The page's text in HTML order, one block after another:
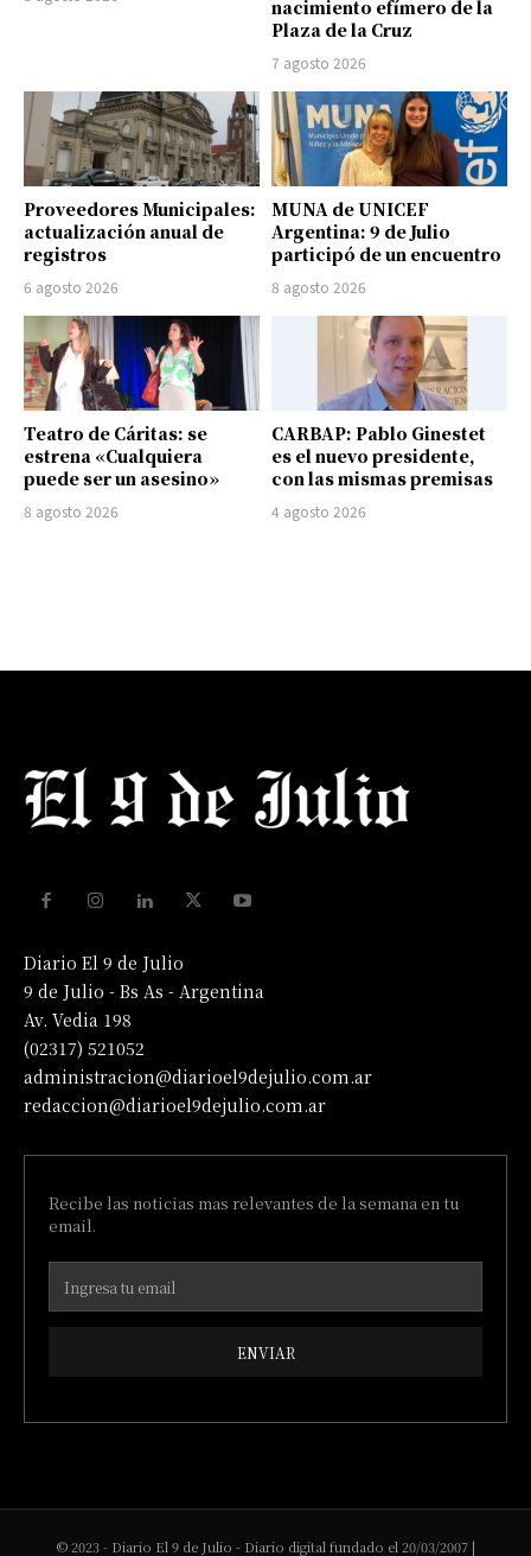
nacimiento efímero de la
Plaza de la Cruz
7 agosto 2026
Proveedores Municipales:
actualización anual de
registros
6 agosto 2026
MUNA de UNICEF
Argentina: 9 de Julio
participó de un encuentro
8 agosto 2026
Teatro de Cáritas: se
estrena «Cualquiera
puede ser un asesino»
8 agosto 2026
CARBAP: Pablo Ginestet
es el nuevo presidente,
con las mismas premisas
4 agosto 2026
Diario El 9 de Julio
9 de Julio - Bs As - Argentina
Av. Vedia 198
(02317) 521052
administracion@diarioel9dejulio.com.ar
redaccion@diarioel9dejulio.com.ar
Recibe las noticias mas relevantes de la semana en tu
email.
ENVIAR
© 2023 - Diario El 9 de Julio - Diario digital fundado el 20/03/2007 |